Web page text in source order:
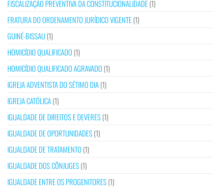
FISCALIZAÇÃO PREVENTIVA DA CONSTITUCIONALIDADE(1)
FRATURA DO ORDENAMENTO JURÍDICO VIGENTE(1)
GUINÉ-BISSAU(1)
HOMICÍDIO QUALIFICADO (1)
HOMICÍDIO QUALIFICADO AGRAVADO (1)
IGREJA ADVENTISTA DO SÉTIMO DIA(1)
IGREJA CATÓLICA(1)
IGUALDADE DE DIREITOS E DEVERES(1)
IGUALDADE DE OPORTUNIDADES(1)
IGUALDADE DE TRATAMENTO (1)
IGUALDADE DOS CÔNJUGES(1)
IGUALDADE ENTRE OS PROGENITORES(1)